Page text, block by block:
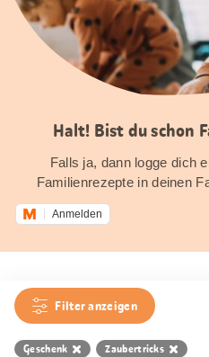
Halt! Bist du schon
Falls ja, dann logge dich
Familienrezepte in deinen
Anmelden
Filter anzeigen
Geschenk Zaubertricks